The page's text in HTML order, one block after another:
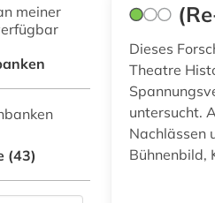
meiner
(43)
Dieses
Theatre
untersucht.
Nachlässen
Bühnenbild,